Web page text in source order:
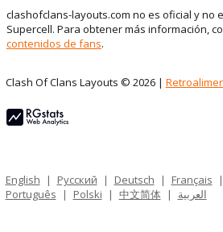
clashofclans-layouts.com no es oficial y no
Supercell. Para obtener más información,
contenidos de fans.
Clash Of Clans Layouts © 2026 |
English | Русский | Deutsch | Français |
Português
| Polski | 中文简体 | العربية